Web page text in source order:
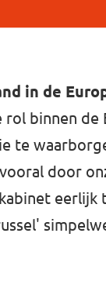
in de
binnen
te
door